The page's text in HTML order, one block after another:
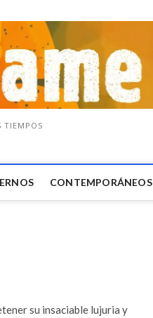
TIEMPOS
CONTEMPORÁNEOS
su insaciable lujuria y